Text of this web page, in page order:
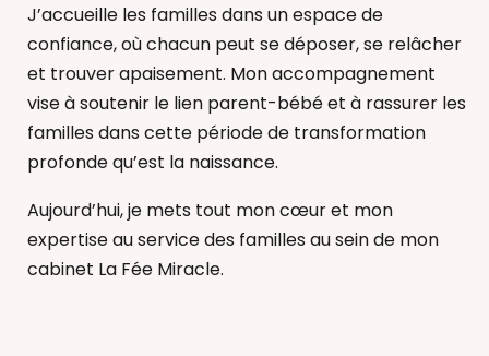
J’accueille les familles dans un espace de
confiance, où chacun peut se déposer, se relâcher
et trouver apaisement. Mon accompagnement
vise à soutenir le lien parent-bébé et à rassurer les
familles dans cette période de transformation
profonde qu’est la naissance.
Aujourd’hui, je mets tout mon cœur et mon
expertise au service des familles au sein de mon
cabinet La Fée Miracle.